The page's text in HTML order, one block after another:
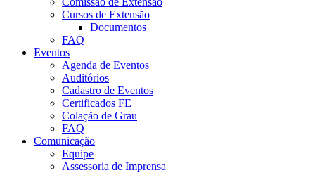
Cursos de Extensão
Documentos
FAQ
Eventos
Agenda de Eventos
Auditórios
Cadastro de Eventos
Certificados FE
Colação de Grau
FAQ
Comunicação
Equipe
Assessoria de Imprensa